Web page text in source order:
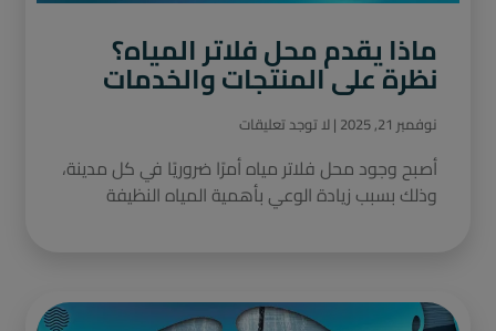
ماذا يقدم محل فلاتر المياه؟
نظرة على المنتجات والخدمات
نوفمبر 21, 2025 لا توجد تعليقات
أصبح وجود محل فلاتر مياه أمرًا ضروريًا في كل مدينة،
وذلك بسبب زيادة الوعي بأهمية المياه النظيفة